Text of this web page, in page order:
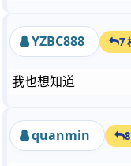
YZBC888 7
我也想知道
quanmin